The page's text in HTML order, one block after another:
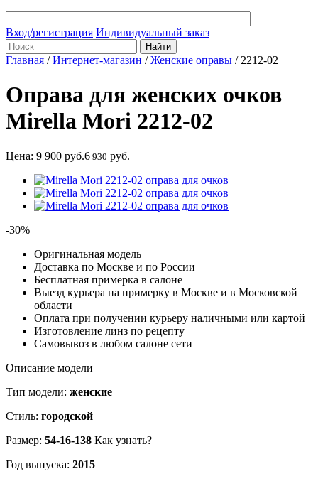
Вход/регистрация Индивидуальный заказ
Главная /Интернет-магазин /Женские оправы / 2212-02
Оправа для женских очков
Mirella Mori 2212-02
Цена: 9 900 руб.6 930 руб.
-30%
Оригинальная модель
Доставка по Москве и по России
Бесплатная примерка в салоне
Выезд курьера на примерку в Москве и в Московской
области
Оплата при получении курьеру наличными или картой
Изготовление линз по рецепту
Самовывоз в любом салоне сети
Описание модели
Тип модели: женские
Стиль: городской
Размер: 54-16-138 Как узнать?
Год выпуска: 2015